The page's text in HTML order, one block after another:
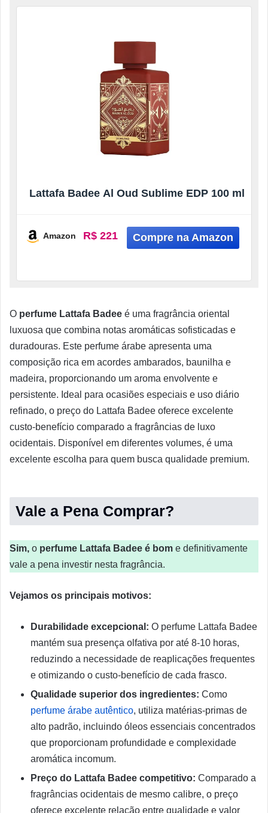
Lattafa Badee Al Oud Sublime EDP 100 ml
Amazon R$ 221
O perfume Lattafa Badee é uma fragrância oriental
luxuosa que combina notas aromáticas sofisticadas e
duradouras. Este perfume árabe apresenta uma
composição rica em acordes ambarados, baunilha e
madeira, proporcionando um aroma envolvente e
persistente. Ideal para ocasiões especiais e uso diário
refinado, o preço do Lattafa Badee oferece excelente
custo-benefício comparado a fragrâncias de luxo
ocidentais. Disponível em diferentes volumes, é uma
excelente escolha para quem busca qualidade premium.
Vale a Pena Comprar?
Sim, o perfume Lattafa Badee é bom e definitivamente
vale a pena investir nesta fragrância.
Vejamos os principais motivos:
Durabilidade excepcional: O perfume Lattafa Badee
mantém sua presença olfativa por até 8-10 horas,
reduzindo a necessidade de reaplicações frequentes
e otimizando o custo-benefício de cada frasco.
Qualidade superior dos ingredientes: Como
perfume árabe autêntico, utiliza matérias-primas de
alto padrão, incluindo óleos essenciais concentrados
que proporcionam profundidade e complexidade
aromática incomum.
Preço do Lattafa Badee competitivo: Comparado a
fragrâncias ocidentais de mesmo calibre, o preço
oferece excelente relação entre qualidade e valor